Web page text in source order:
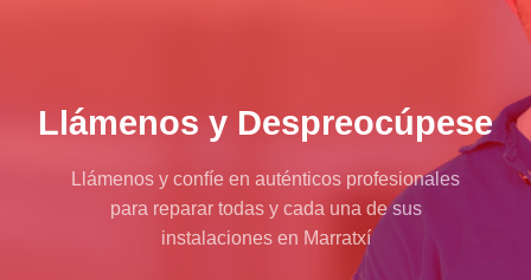
Llámenos y Despreocúpese
Llámenos y confíe en auténticos profesionales
para reparar todas y cada una de sus
instalaciones en Marratxí